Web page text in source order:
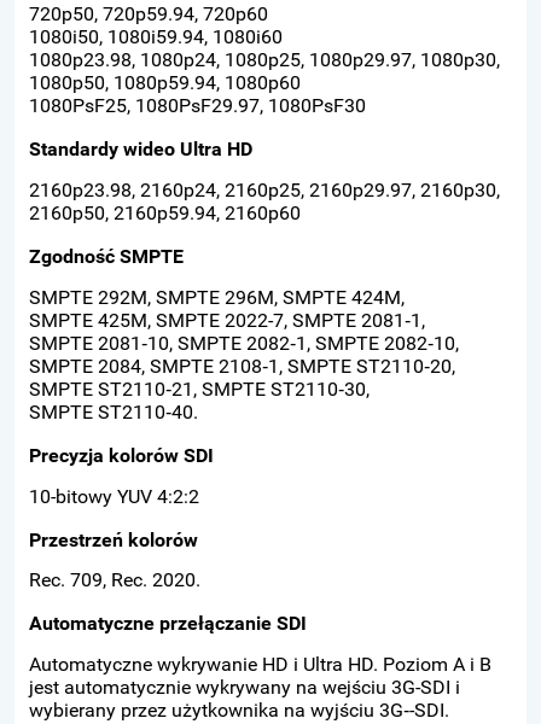
720p50, 720p59.94, 720p60
1080i50, 1080i59.94, 1080i60
1080p23.98, 1080p24, 1080p25, 1080p29.97, 1080p30,
1080p50, 1080p59.94, 1080p60
1080PsF25, 1080PsF29.97, 1080PsF30
Standardy wideo Ultra HD
2160p23.98, 2160p24, 2160p25, 2160p29.97, 2160p30,
2160p50, 2160p59.94, 2160p60
Zgodność SMPTE
SMPTE 292M, SMPTE 296M, SMPTE 424M,
SMPTE 425M, SMPTE 2022-7, SMPTE 2081‑1,
SMPTE 2081‑10, SMPTE 2082‑1, SMPTE 2082‑10,
SMPTE 2084, SMPTE 2108‑1, SMPTE ST2110‑20,
SMPTE ST2110‑21, SMPTE ST2110‑30,
SMPTE ST2110‑40.
Precyzja kolorów SDI
10-bitowy YUV 4:2:2
Przestrzeń kolorów
Rec. 709, Rec. 2020.
Automatyczne przełączanie SDI
Automatyczne wykrywanie HD i Ultra HD. Poziom A i B
jest automatycznie wykrywany na wejściu 3G-SDI i
wybierany przez użytkownika na wyjściu 3G‑-SDI.